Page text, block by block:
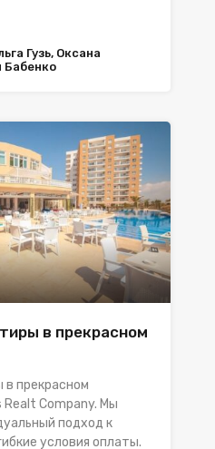
Гузь, Оксана
в прекрасном
в прекрасном
Realt Company. Мы
подход к
условия оплаты.